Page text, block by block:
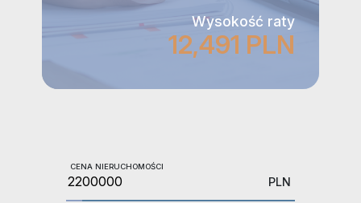
Wysokość raty
12,491 PLN
CENA NIERUCHOMOŚCI
PLN